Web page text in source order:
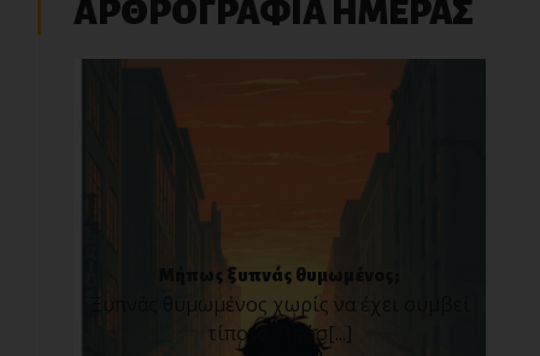
ΑΡΘΡΟΓΡΑΦΙΑ ΗΜΕΡΑΣ
Μήπως ξυπνάς θυμωμένος;
Ξυπνάς θυμωμένος χωρίς να έχει συμβεί
τίποτα; Πρόσ[...]